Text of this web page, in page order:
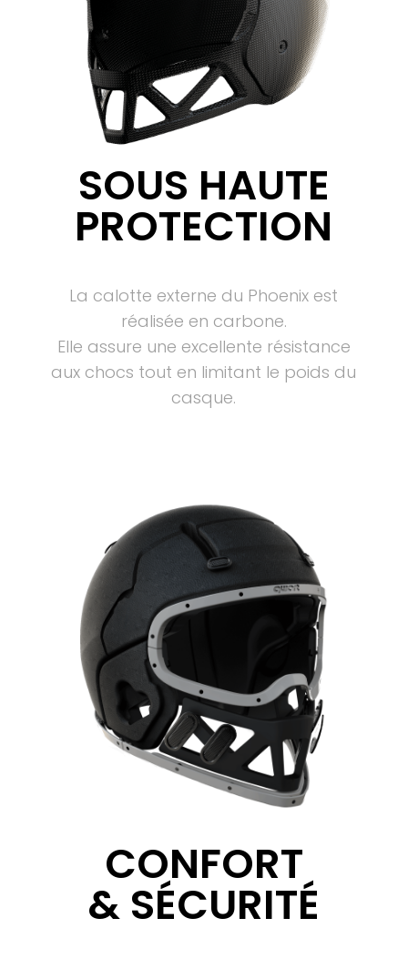
SOUS HAUTE
PROTECTION
La calotte externe du Phoenix est
réalisée en carbone.
Elle assure une excellente résistance
aux chocs tout en limitant le poids du
casque.
CONFORT
& SÉCURITÉ